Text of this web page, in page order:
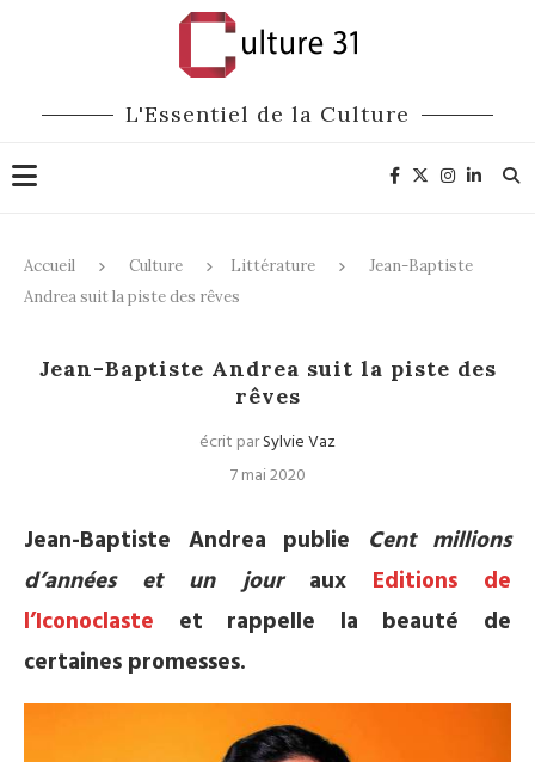
L'Essentiel de la Culture
Accueil Culture Littérature
Jean-Baptiste
Andrea suit la piste des rêves
Jean-Baptiste Andrea suit la piste des
rêves
écrit parSylvie Vaz
7 mai 2020
Jean-Baptiste Andrea publie Cent millions
d’années et un jouraux Editions de
l’Iconoclaste et rappelle la beauté de
certaines promesses.